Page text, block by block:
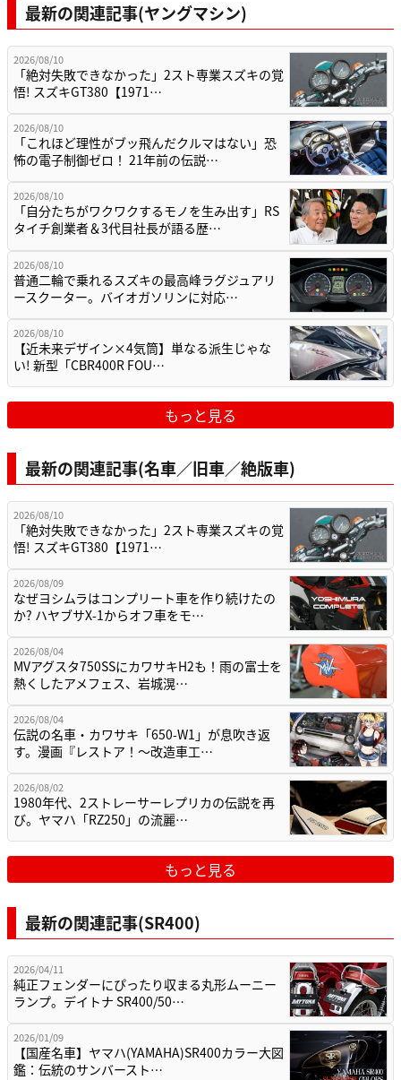
最新の関連記事(ヤングマシン)
2026/08/10
「絶対失敗できなかった」2スト専業スズキの覚
悟! スズキGT380【1971…
2026/08/10
「これほど理性がブッ飛んだクルマはない」恐
怖の電子制御ゼロ！ 21年前の伝説…
2026/08/10
「自分たちがワクワクするモノを生み出す」RS
タイチ創業者＆3代目社長が語る歴…
2026/08/10
普通二輪で乗れるスズキの最高峰ラグジュアリ
ースクーター。バイオガソリンに対応…
2026/08/10
【近未来デザイン×4気筒】単なる派生じゃな
い! 新型「CBR400R FOU…
もっと見る
最新の関連記事(名車／旧車／絶版車)
2026/08/10
「絶対失敗できなかった」2スト専業スズキの覚
悟! スズキGT380【1971…
2026/08/09
なぜヨシムラはコンプリート車を作り続けたの
か? ハヤブサX-1からオフ車をモ…
2026/08/04
MVアグスタ750SSにカワサキH2も！雨の富士を
熱くしたアメフェス、岩城滉…
2026/08/04
伝説の名車・カワサキ「650-W1」が息吹き返
す。漫画『レストア！～改造車工…
2026/08/02
1980年代、2ストレーサーレプリカの伝説を再
び。ヤマハ「RZ250」の流麗…
もっと見る
最新の関連記事(SR400)
2026/04/11
純正フェンダーにぴったり収まる丸形ムーニー
ランプ。デイトナ SR400/50…
2026/01/09
【国産名車】ヤマハ(YAMAHA)SR400カラー大図
鑑：伝統のサンバースト…